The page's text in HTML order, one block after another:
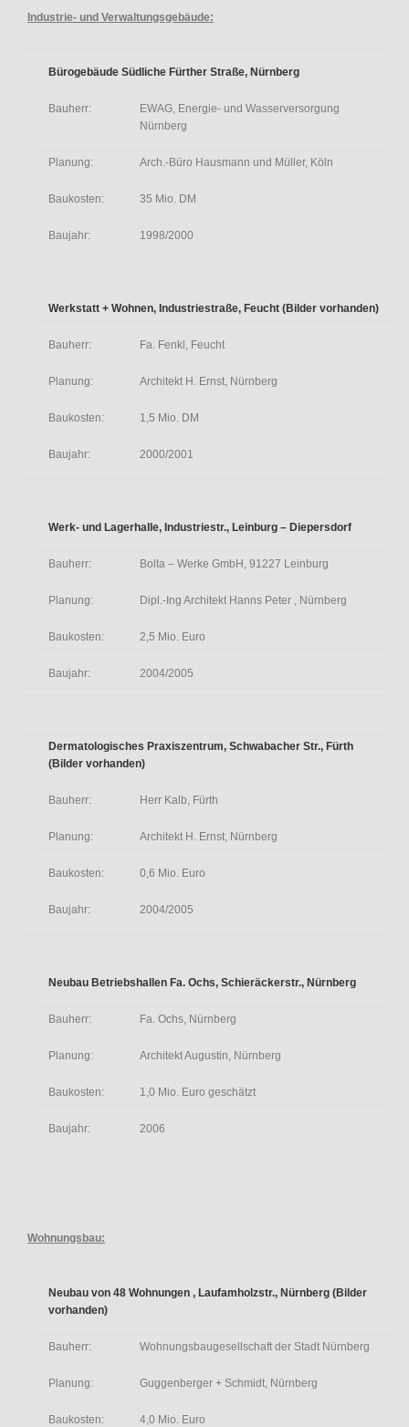
Industrie- und Verwaltungsgebäude:
Bürogebäude Südliche Fürther Straße, Nürnberg
Bauherr:
EWAG, Energie- und Wasserversorgung
Nürnberg
Planung: Arch.-Büro Hausmann und Müller, Köln
Baukosten: 35 Mio. DM
Baujahr: 1998/2000
Werkstatt + Wohnen, Industriestraße, Feucht (Bilder vorhanden)
Bauherr: Fa. Fenkl, Feucht
Planung: Architekt H. Ernst, Nürnberg
Baukosten: 1,5 Mio. DM
Baujahr: 2000/2001
Werk- und Lagerhalle, Industriestr., Leinburg – Diepersdorf
Bauherr: Bolta – Werke GmbH, 91227 Leinburg
Planung: Dipl.-Ing Architekt Hanns Peter , Nürnberg
Baukosten: 2,5 Mio. Euro
Baujahr: 2004/2005
Dermatologisches Praxiszentrum, Schwabacher Str., Fürth
(Bilder vorhanden)
Bauherr: Herr Kalb, Fürth
Planung: Architekt H. Ernst, Nürnberg
Baukosten: 0,6 Mio. Euro
Baujahr: 2004/2005
Neubau Betriebshallen Fa. Ochs, Schieräckerstr., Nürnberg
Bauherr: Fa. Ochs, Nürnberg
Planung: Architekt Augustin, Nürnberg
Baukosten: 1,0 Mio. Euro geschätzt
Baujahr: 2006
Wohnungsbau:
Neubau von 48 Wohnungen , Laufamholzstr., Nürnberg (Bilder
vorhanden)
Bauherr: Wohnungsbaugesellschaft der Stadt Nürnberg
Planung: Guggenberger + Schmidt, Nürnberg
Baukosten: 4,0 Mio. Euro